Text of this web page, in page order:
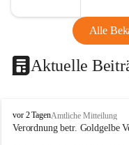
Alle
Aktuelle
B
r
vor 2 TagenAmtliche Mitteilung
Verordnung betr. Goldgelbe